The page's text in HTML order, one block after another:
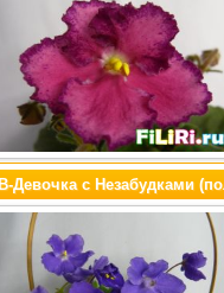
Девочка с Незабудками